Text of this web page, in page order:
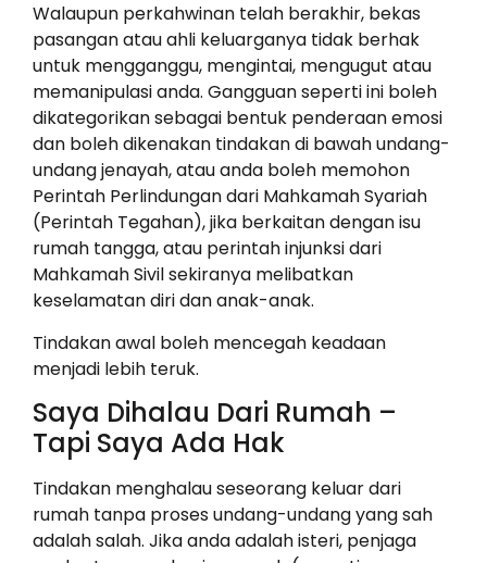
Walaupun perkahwinan telah berakhir, bekas
pasangan atau ahli keluarganya tidak berhak
untuk mengganggu, mengintai, mengugut atau
memanipulasi anda. Gangguan seperti ini boleh
dikategorikan sebagai bentuk penderaan emosi
dan boleh dikenakan tindakan di bawah undang-
undang jenayah, atau anda boleh memohon
Perintah Perlindungan dari Mahkamah Syariah
(Perintah Tegahan), jika berkaitan dengan isu
rumah tangga, atau perintah injunksi dari
Mahkamah Sivil sekiranya melibatkan
keselamatan diri dan anak-anak.
Tindakan awal boleh mencegah keadaan
menjadi lebih teruk.
Saya Dihalau Dari Rumah –
Tapi Saya Ada Hak
Tindakan menghalau seseorang keluar dari
rumah tanpa proses undang-undang yang sah
adalah salah. Jika anda adalah isteri, penjaga